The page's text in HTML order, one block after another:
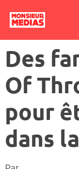
Des
Of
pour
dans